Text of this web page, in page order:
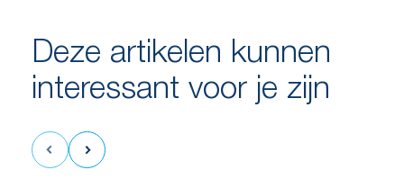
Deze artikelen kunnen
interessant voor je zijn